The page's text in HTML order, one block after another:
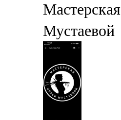
Мастерская
Мустаевой